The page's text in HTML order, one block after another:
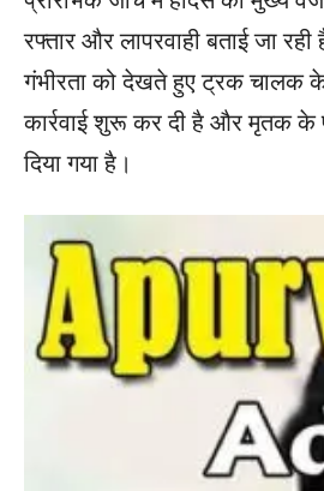
रफ्तार और लापरवाही बताई जा
गंभीरता को देखते हुए ट्रक चालक
कार्रवाई शुरू कर दी है और मृतक के
दिया गया है।